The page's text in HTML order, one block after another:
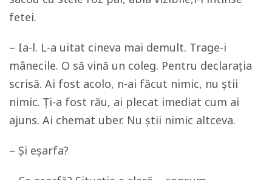
fetei.
– Ia-l. L-a uitat cineva mai demult. Trage-i
mânecile. O să vină un coleg. Pentru declarația
scrisă. Ai fost acolo, n-ai făcut nimic, nu știi
nimic. Ți-a fost rău, ai plecat imediat cum ai
ajuns. Ai chemat uber. Nu știi nimic altceva.
– Și eșarfa?